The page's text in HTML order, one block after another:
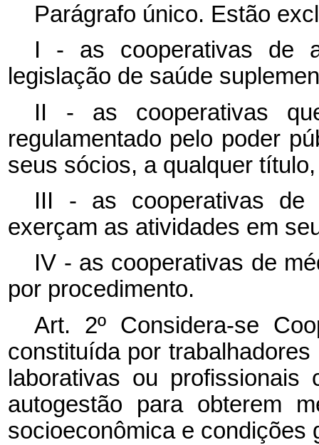
Parágrafo único. Estão
I - as cooperativas de
legislação de saúde
II - as cooperativas
regulamentado pelo poder
seus sócios, a qualquer
III - as cooperativas de
exerçam as atividades em
IV - as cooperativas de
por procedimento.
Art. 2º Considera-se
constituída por
laborativas ou profissionais
autogestão para obterem
socioeconômica e condições